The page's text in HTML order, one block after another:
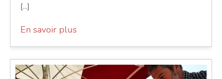
[...]
En savoir plus